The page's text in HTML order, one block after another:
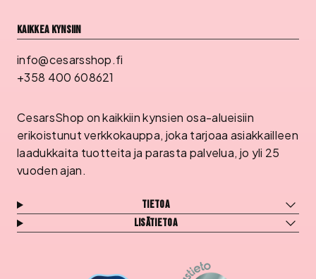
Kaikkea kynsiin
info@cesarsshop.fi
+358 400 608621
CesarsShop on kaikkiin kynsien osa-alueisiin
erikoistunut verkkokauppa, joka tarjoaa asiakkailleen
laadukkaita tuotteita ja parasta palvelua, jo yli 25
vuoden ajan.
Tietoa
Lisätietoa